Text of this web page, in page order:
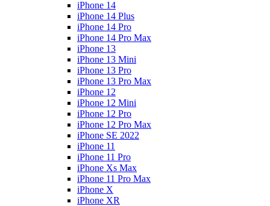
iPhone 14
iPhone 14 Plus
iPhone 14 Pro
iPhone 14 Pro Max
iPhone 13
iPhone 13 Mini
iPhone 13 Pro
iPhone 13 Pro Max
iPhone 12
iPhone 12 Mini
iPhone 12 Pro
iPhone 12 Pro Max
iPhone SE 2022
iPhone 11
iPhone 11 Pro
iPhone Xs Max
iPhone 11 Pro Max
iPhone X
iPhone XR